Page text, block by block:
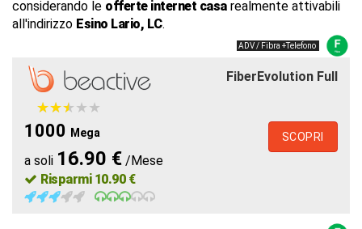
considerando le offerte internet casarealmente attivabili
all'indirizzo Esino Lario, LC.
ADV / Fibra +Telefono
FiberEvolution Full
★★★★★
★★★★★
1000 Mega
a soli 16.90 € /Mese
Risparmi 10.90 €
SCOPRI